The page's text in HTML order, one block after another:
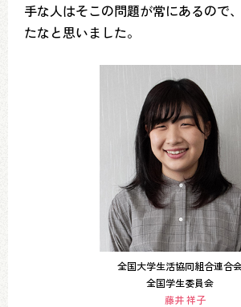
手な人はそこの問題が常にあるので
たなと思いました。
全国大学生活協同組合連合
全国学生委員会
藤井 祥子